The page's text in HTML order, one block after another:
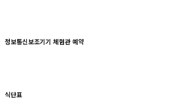
정보통신보조기기 체험관 예약
식단표